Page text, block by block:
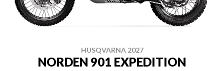
HUSQVARNA 2027
NORDEN 901 EXPEDITION